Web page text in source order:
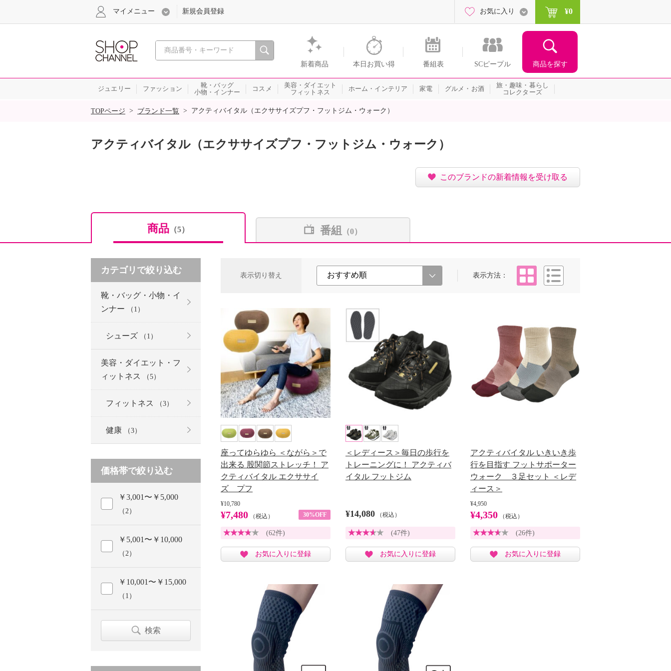
心おどる、瞬間を。通販・テレビショッピングのショップチャンネル
新着商品 本日お買い得 番組表 SCピープル 商品を探す
マイメニュー 新規会員登録 お気に入り ¥0
ジュエリー ファッション
靴・バッグ
小物・インナー
コスメ
美容・ダイエット
フィットネス
ホーム・インテリア 家電 グルメ・お酒
旅・趣味・暮らし
コレクターズ
SALE
TOPページ > ブランド一覧 > アクティバイタル（エクササイズプフ・フットジム・ウォーク）
アクティバイタル（エクササイズプフ・フットジム・ウォーク）
このブランドの新着情報を受け取る
商品 （5） 番組 （0）
表示切り替え 表示方法
タイル
座ってゆらゆら ＜ながら＞で
出来る 股関節ストレッチ！ ア
クティバイタル エクササイ
ズ プフ
¥10,780
¥7,480 （税込） 30%OFF
(62件)
お気に入りに登録
＜レディース＞毎日の歩行を
トレーニングに！ アクティバ
イタル フットジム
¥14,080 （税込）
(47件)
お気に入りに登録
アクティバイタル いきいき歩
行を目指す フットサポーター
ウォーク ３足セット ＜レデ
ィース＞
¥4,950
¥4,350 （税込）
(26件)
お気に入りに登録
カテゴリで絞り込む
靴・バッグ・小物・イ
ンナー
（1）
シューズ （1）
美容・ダイエット・フ
ィットネス
（5）
フィットネス （3）
健康 （3）
価格帯で絞り込む
￥3,001〜￥5,000
（2）
￥5,001〜￥10,000
（2）
￥10,001〜￥15,000
（1）
検索